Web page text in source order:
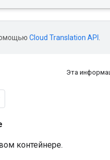
Cloud Translation API
Эта
контейнере.